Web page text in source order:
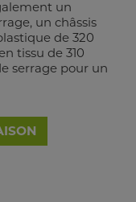
un
un châssis
de 320
tissu de 310
serrage pour un